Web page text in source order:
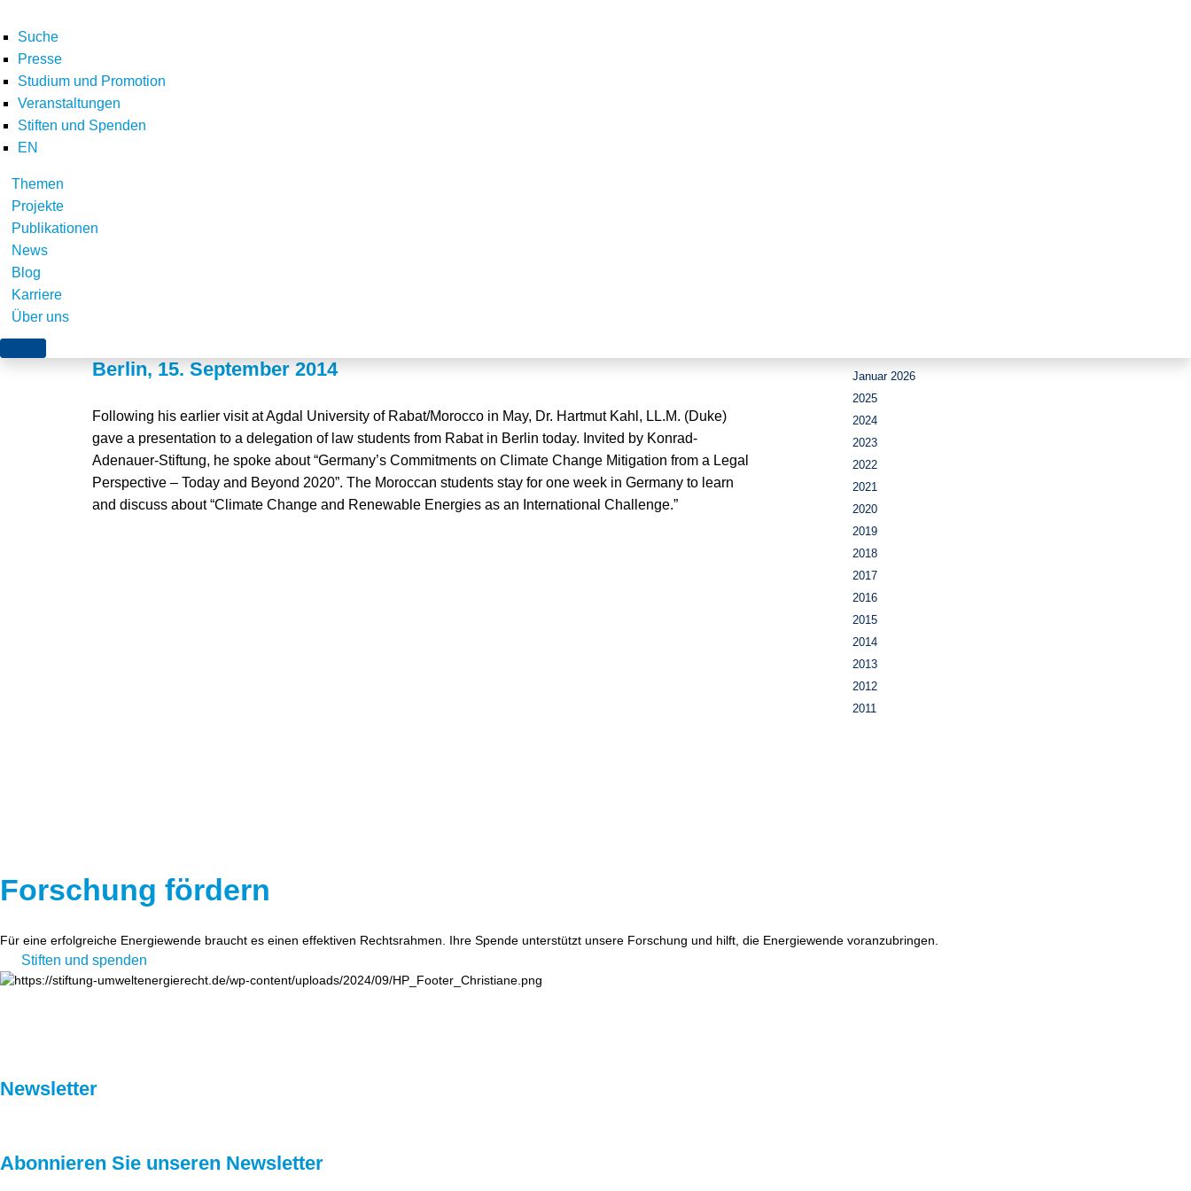
Suche
Presse
Studium und Promotion
Veranstaltungen
Stiften und Spenden
EN
Themen
Projekte
Publikationen
News
Blog
Karriere
Über uns
Mitigation commitments for Moroccan
Berlin, 15. September 2014
Following his earlier visit at Agdal University of Rabat/Morocco in May, Dr. Hartmut Kahl, LL.M. (Duke)
gave a presentation to a delegation of law students from Rabat in Berlin today. Invited by Konrad-
Adenauer-Stiftung, he spoke about “Germany’s Commitments on Climate Change Mitigation from a Legal
Perspective – Today and Beyond 2020”. The Moroccan students stay for one week in Germany to learn
and discuss about “Climate Change and Renewable Energies as an International Challenge.”
Januar 2026
2025
2024
2023
2022
2021
2020
2019
2018
2017
2016
2015
2014
2013
2012
2011
Forschung fördern
Für eine erfolgreiche Energiewende braucht es einen effektiven Rechtsrahmen. Ihre Spende unterstützt unsere Forschung und hilft, die Energiewende voranzubringen.
Stiften und spenden
Newsletter
Abonnieren Sie unseren Newsletter